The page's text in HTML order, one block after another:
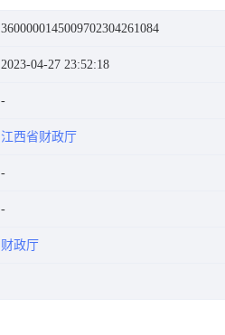
3600000145009702304261084
2023-04-27 23:52:18
江西省财政厅
财政厅